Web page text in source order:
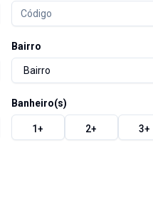
Bairro
Bairro
Banheiro(s)
1+ 2+ 3+